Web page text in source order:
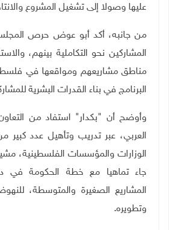
عليها وصولا إلى تشغيل المشروع
من جانبه، أكد أبو عوض حرص
المشاركين نحو التكاملية بينهم،
مناطق مشاريعهم ومواقعها في
البرنامج في بناء القدرات البشرية
وأوضح أن "بكدار" استفاد من
العربي، عبر تدريب وتأهيل عدد كبير
الوزارات والمؤسسات الفلسطينية،
جاء تماهيا مع خطة الحكومة في
المشاريع الصغيرة والمتوسطة،
وتطويره.